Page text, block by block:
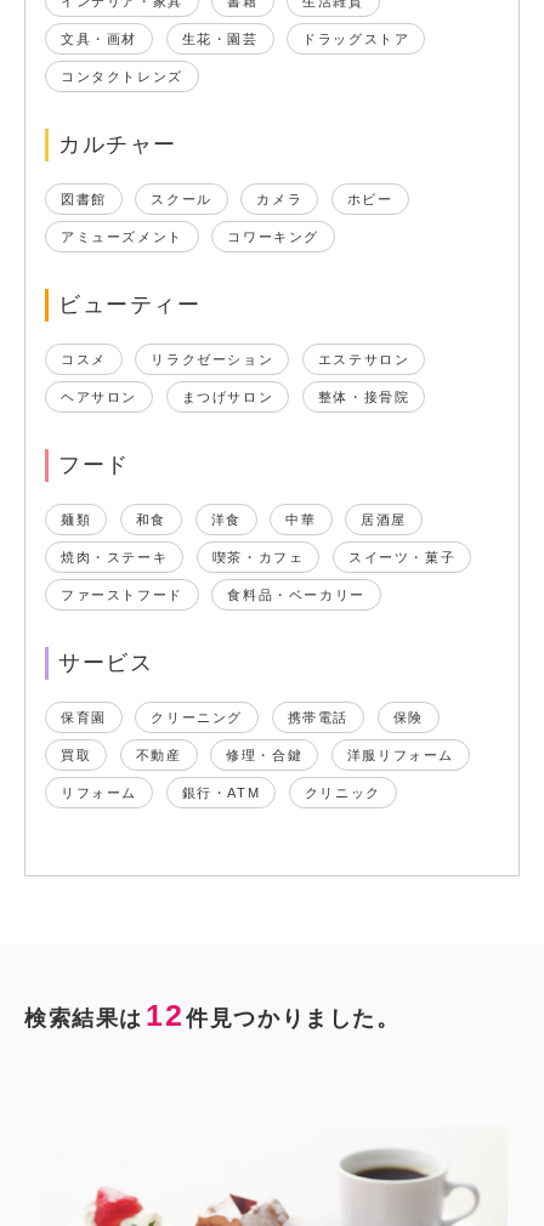
文具・画材 生花・園芸 ドラッグストア
コンタクトレンズ
カルチャー
図書館 スクール カメラ ホビー
アミューズメント コワーキング
ビューティー
コスメ リラクゼーション エステサロン
ヘアサロン まつげサロン 整体・接骨院
フード
麺類 和食 洋食 中華 居酒屋
焼肉・ステーキ 喫茶・カフェ スイーツ・菓子
ファーストフード 食料品・ベーカリー
サービス
保育園 クリーニング 携帯電話 保険
買取 不動産 修理・合鍵 洋服リフォーム
リフォーム 銀行・ATM クリニック
検索結果は 12 件見つかりました。